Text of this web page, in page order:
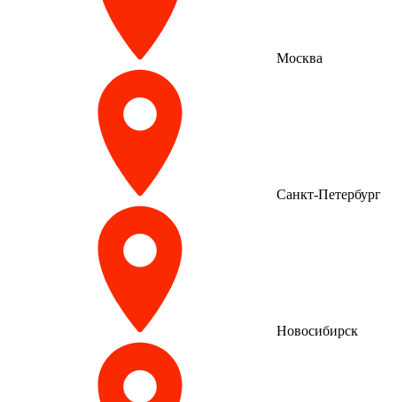
Москва
Санкт-Петербург
Новосибирск